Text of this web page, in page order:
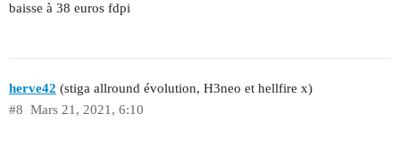
baisse à 38 euros fdpi
herve42 (stiga allround évolution, H3neo et hellfire x)
Mars 21, 2021, 6:10
#8